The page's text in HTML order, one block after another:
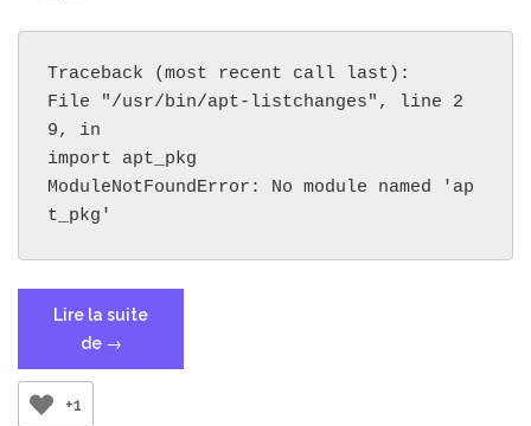
Traceback (most recent call last):
File "/usr/bin/apt-listchanges", line 2
9, in
import apt_pkg
ModuleNotFoundError: No module named 'ap
t_pkg'
Lire la suite
de « ModuleNotFoundError:
No
→
+1